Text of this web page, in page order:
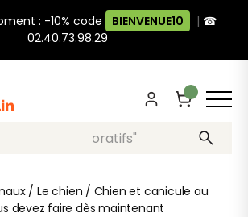
: -10% code BIENVENUE10 | ☎
02.40.73.98.29
ex: "pots décoratifs"
/ Le chien / Chien et canicule au
devez faire dès maintenant